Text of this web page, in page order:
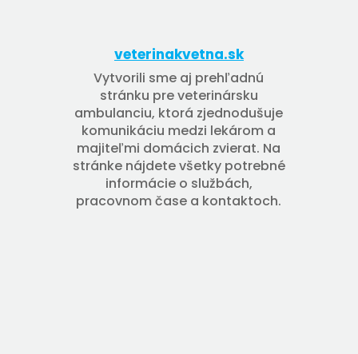
veterinakvetna.sk
Vytvorili sme aj prehľadnú
stránku pre veterinársku
ambulanciu, ktorá zjednodušuje
komunikáciu medzi lekárom a
majiteľmi domácich zvierat. Na
stránke nájdete všetky potrebné
informácie o službách,
pracovnom čase a kontaktoch.